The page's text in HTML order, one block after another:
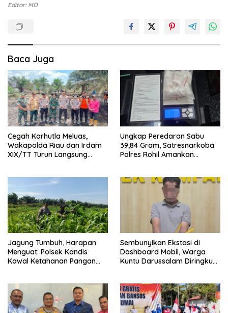
Editor: MD
Baca Juga
Cegah Karhutla Meluas,
Wakapolda Riau dan Irdam
XIX/TT Turun Langsung
Ungkap Peredaran Sabu
39,84 Gram, Satresnarkoba
Polres Rohil Amankan
Jagung Tumbuh, Harapan
Menguat: Polsek Kandis
Kawal Ketahanan Pangan
Sembunyikan Ekstasi di
Dashboard Mobil, Warga
Kuntu Darussalam Diringkus